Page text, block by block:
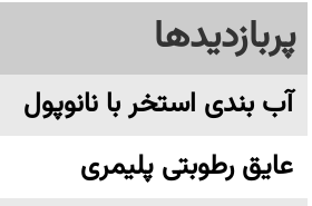
پربازدیدها
آب بندی استخر با نانوپول
عایق رطوبتی پلیمری